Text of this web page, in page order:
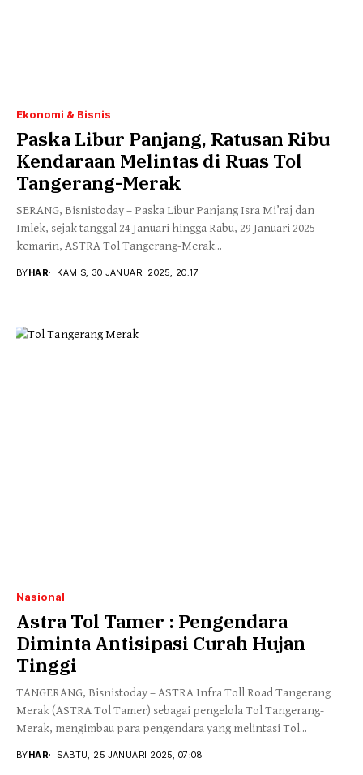
Ekonomi & Bisnis
Paska Libur Panjang, Ratusan Ribu
Kendaraan Melintas di Ruas Tol
Tangerang-Merak
SERANG, Bisnistoday – Paska Libur Panjang Isra Mi’raj dan
Imlek, sejak tanggal 24 Januari hingga Rabu, 29 Januari 2025
kemarin, ASTRA Tol Tangerang-Merak...
BYHAR KAMIS, 30 JANUARI 2025, 20:17
Nasional
Astra Tol Tamer : Pengendara
Diminta Antisipasi Curah Hujan
Tinggi
TANGERANG, Bisnistoday – ASTRA Infra Toll Road Tangerang
Merak (ASTRA Tol Tamer) sebagai pengelola Tol Tangerang-
Merak, mengimbau para pengendara yang melintasi Tol...
BYHAR SABTU, 25 JANUARI 2025, 07:08